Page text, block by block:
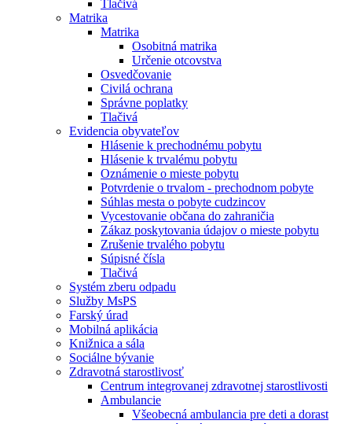
Tlačivá
Matrika
Matrika
Osobitná matrika
Určenie otcovstva
Osvedčovanie
Civilá ochrana
Správne poplatky
Tlačivá
Evidencia obyvateľov
Hlásenie k prechodnému pobytu
Hlásenie k trvalému pobytu
Oznámenie o mieste pobytu
Potvrdenie o trvalom - prechodnom pobyte
Súhlas mesta o pobyte cudzincov
Vycestovanie občana do zahraničia
Zákaz poskytovania údajov o mieste pobytu
Zrušenie trvalého pobytu
Súpisné čísla
Tlačivá
Systém zberu odpadu
Služby MsPS
Farský úrad
Mobilná aplikácia
Knižnica a sála
Sociálne bývanie
Zdravotná starostlivosť
Centrum integrovanej zdravotnej starostlivosti
Ambulancie
Všeobecná ambulancia pre deti a dorast